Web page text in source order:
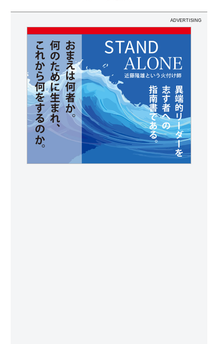
ADVERTISING